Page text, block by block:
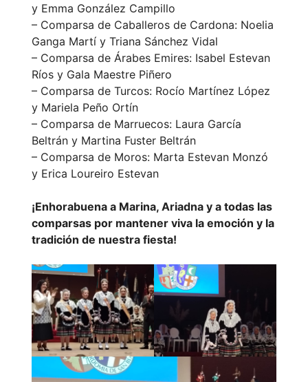
y Emma González Campillo
– Comparsa de Caballeros de Cardona: Noelia
Ganga Martí y Triana Sánchez Vidal
– Comparsa de Árabes Emires: Isabel Estevan
Ríos y Gala Maestre Piñero
– Comparsa de Turcos: Rocío Martínez López
y Mariela Peño Ortín
– Comparsa de Marruecos: Laura García
Beltrán y Martina Fuster Beltrán
– Comparsa de Moros: Marta Estevan Monzó
y Erica Loureiro Estevan
¡Enhorabuena a Marina, Ariadna y a todas las
comparsas por mantener viva la emoción y la
tradición de nuestra fiesta!